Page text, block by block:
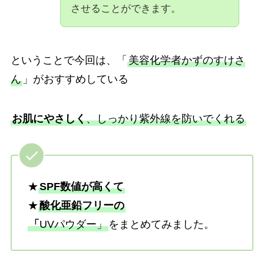
させることができます。
ということで今回は、「 美容化学者かずのすけさ
ん」がおすすめしている
お肌にやさしく、しっかり紫外線を防いでくれる
★SPF数値が高くて
★酸化亜鉛フリーの
「UVパウダー」をまとめてみました。